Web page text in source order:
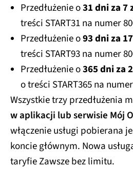
Przedłużenie o31 dni za 7
treści START31 na numer
Przedłużenie o93 dni za
treści START93 na numer
Przedłużenie o365 dni za
o treści START365 na
Wszystkie trzy przedłużenia
w aplikacji lub serwisie Mój
włączenie usługi pobierana
koncie głównym. Nowa
taryfie Zawsze bez limitu.